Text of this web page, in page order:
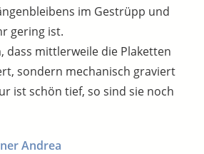
im Gestrüpp und
gering ist.
dass mittlerweile die Plaketten
sondern mechanisch graviert
ist schön tief, so sind sie noch
Andrea